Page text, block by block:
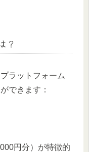
？
ラットフォーム
できます：
円分）が特徴的